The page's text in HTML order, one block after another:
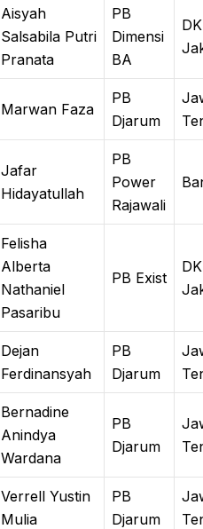
Aisyah
Salsabila Putri
Pranata
PB
Dimensi
BA
Marwan Faza
PB
Djarum
Jafar
Hidayatullah
PB
Power
Rajawali
Felisha
Alberta
Nathaniel
Pasaribu
PB Exist
Dejan
Ferdinansyah
PB
Djarum
Bernadine
Anindya
Wardana
PB
Djarum
Verrell Yustin
Mulia
PB
Djarum